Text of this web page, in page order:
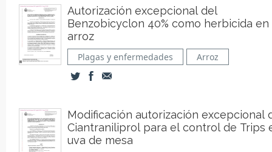
Autorización excepcional del
Benzobicyclon 40% como herbicida en
arroz
Plagas y enfermedades Arroz
Modificación autorización excepcional
Ciantraniliprol para el control de Trips
uva de mesa